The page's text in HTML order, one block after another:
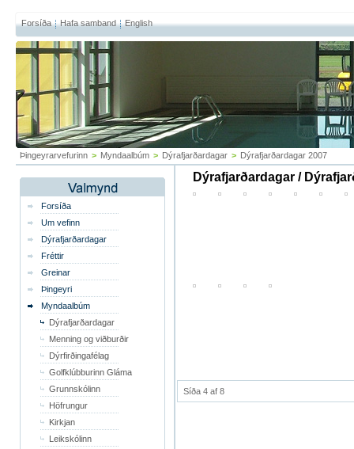
Forsíða Hafa samband English
Þingeyrarvefurinn > Myndaalbúm > Dýrafjarðardagar > Dýrafjarðardagar 2007
Forsíða
Um vefinn
Dýrafjarðardagar
Fréttir
Greinar
Þingeyri
Myndaalbúm
Dýrafjarðardagar
Menning og viðburðir
Dýrfirðingafélag
Golfklúbburinn Gláma
Grunnskólinn
Höfrungur
Kirkjan
Leikskólinn
Dýrafjarðardagar /
Síða 4 af 8